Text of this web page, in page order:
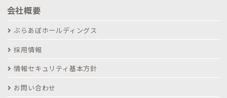
会社概要
ぶらあぼホールディングス
採用情報
情報セキュリティ基本方針
お問い合わせ